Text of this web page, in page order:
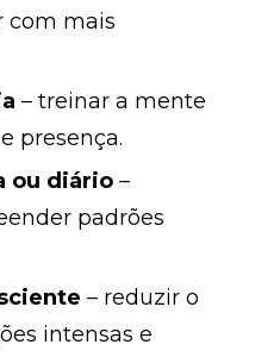
com mais
– treinar a mente
presença.
ou diário –
padrões
– reduzir o
intensas e